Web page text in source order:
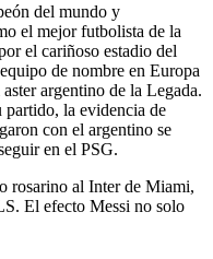
del mundo y
el mejor futbolista de la
el cariñoso estadio del
de nombre en Europa
argentino de la Legada.
partido, la evidencia de
con el argentino se
en el PSG.
rosarino al Inter de Miami,
El efecto Messi no solo